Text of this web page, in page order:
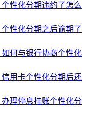
性化分期违约了怎么
性化分期之后逾期了
何与银行协商个性化
用卡个性化分期后还
理停息挂账个性化分